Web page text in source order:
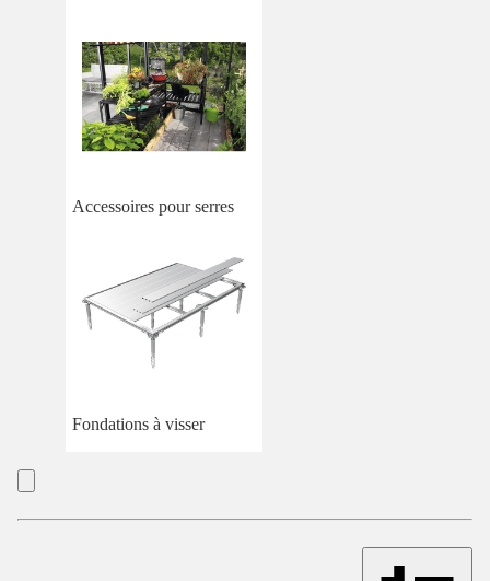
Accessoires pour serres
Fondations à visser